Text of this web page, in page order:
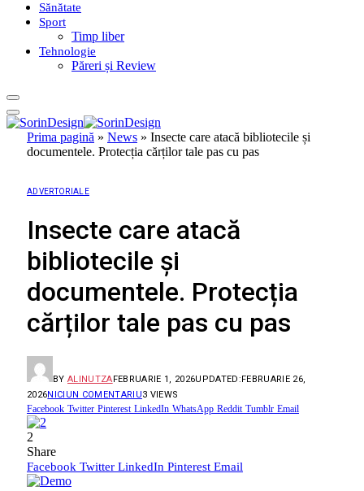
Sănătate
Sport
Timp liber
Tehnologie
Păreri și Review
Prima pagină » News » Insecte care atacă bibliotecile și
documentele. Protecția cărților tale pas cu pas
ADVERTORIALE
Insecte care atacă
bibliotecile și
documentele. Protecția
cărților tale pas cu pas
BY ALINUTZAFEBRUARIE 1, 2026UPDATED:FEBRUARIE 26,
2026NICIUN COMENTARIU3 VIEWS
Facebook Twitter Pinterest LinkedIn WhatsApp Reddit Tumblr Email
2
Share
Facebook Twitter LinkedIn Pinterest Email